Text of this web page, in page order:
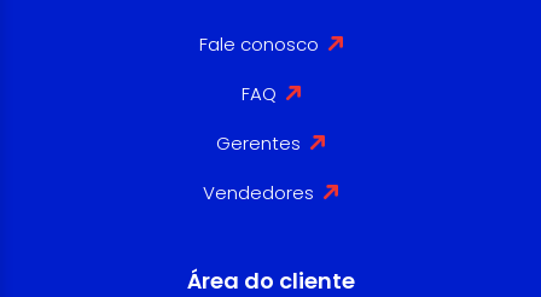
Fale conosco
FAQ
Gerentes
Vendedores
Área do cliente